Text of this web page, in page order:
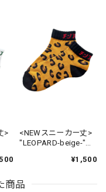
>
<NEWスニーカー丈>
"LEOPARD-beige-"
¥1,500
商品